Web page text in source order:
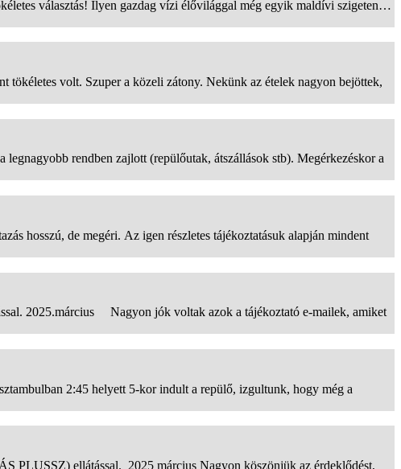
választás! Ilyen gazdag vízi élővilággal még egyik maldívi szigeten…
tökéletes volt. Szuper a közeli zátony. Nekünk az ételek nagyon bejöttek,
rendben zajlott (repülőutak, átszállások stb). Megérkezéskor a
de megéri. Az igen részletes tájékoztatásuk alapján mindent
2025.március Nagyon jók voltak azok a tájékoztató e-mailek, amiket
2:45 helyett 5-kor indult a repülő, izgultunk, hogy még a
PLUSSZ) ellátással. 2025 március Nagyon köszönjük az érdeklődést,